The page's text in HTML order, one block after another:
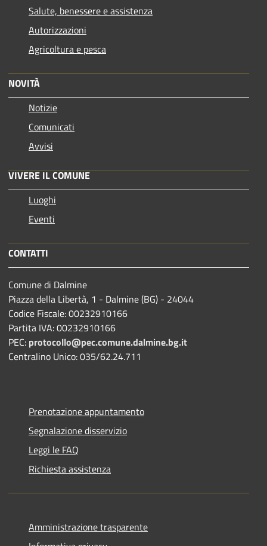
Salute, benessere e assistenza
Autorizzazioni
Agricoltura e pesca
NOVITÀ
Notizie
Comunicati
Avvisi
VIVERE IL COMUNE
Luoghi
Eventi
CONTATTI
Comune di Dalmine
Piazza della Libertà, 1 - Dalmine (BG) - 24044
Codice Fiscale: 00232910166
Partita IVA: 00232910166
PEC: protocollo@pec.comune.dalmine.bg.it
Centralino Unico: 035/62.24.711
Prenotazione appuntamento
Segnalazione disservizio
Leggi le FAQ
Richiesta assistenza
Amministrazione trasparente